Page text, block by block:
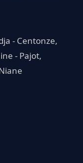
- Centonze,
- Pajot,